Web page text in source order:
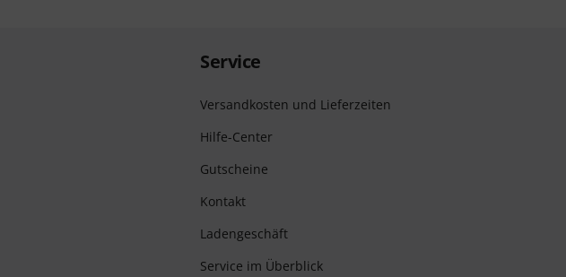
Service
Versandkosten und Lieferzeiten
Hilfe-Center
Gutscheine
Kontakt
Ladengeschäft
Service im Überblick